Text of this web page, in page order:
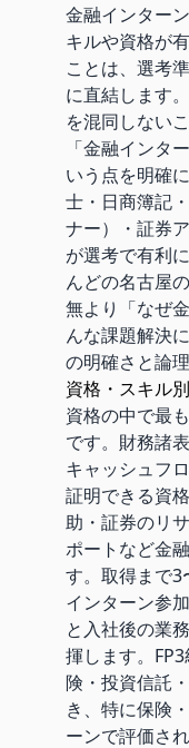
金融インター
キルや資格が
ことは、選考
に直結します
を混同しない
「金融インタ
いう点を明確
士・日商簿記
ナー）・証券
が選考で有利
んどの名古屋
無より「なぜ
んな課題解決
の明確さと論
資格・スキル
資格の中で最
です。財務諸
キャッシュフ
証明できる資
助・証券のリ
ポートなど金
す。取得まで3
インターン参
と入社後の業
揮します。
険・投資信託
き、特に保険
ーンで評価され